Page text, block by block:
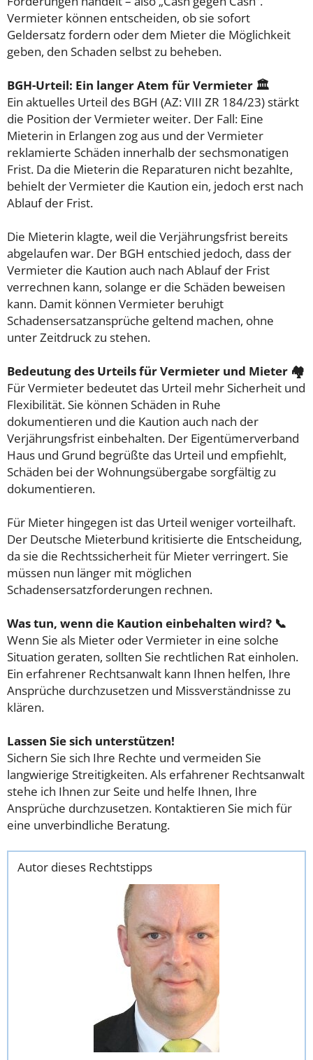
Vermieter können entscheiden, ob sie sofort
Geldersatz fordern oder dem Mieter die Möglichkeit
geben, den Schaden selbst zu beheben.
BGH-Urteil: Ein langer Atem für Vermieter 🏛️
Ein aktuelles Urteil des BGH (AZ: VIII ZR 184/23) stärkt
die Position der Vermieter weiter. Der Fall: Eine
Mieterin in Erlangen zog aus und der Vermieter
reklamierte Schäden innerhalb der sechsmonatigen
Frist. Da die Mieterin die Reparaturen nicht bezahlte,
behielt der Vermieter die Kaution ein, jedoch erst nach
Ablauf der Frist.
Die Mieterin klagte, weil die Verjährungsfrist bereits
abgelaufen war. Der BGH entschied jedoch, dass der
Vermieter die Kaution auch nach Ablauf der Frist
verrechnen kann, solange er die Schäden beweisen
kann. Damit können Vermieter beruhigt
Schadensersatzansprüche geltend machen, ohne
unter Zeitdruck zu stehen.
Bedeutung des Urteils für Vermieter und Mieter 🏘️
Für Vermieter bedeutet das Urteil mehr Sicherheit und
Flexibilität. Sie können Schäden in Ruhe
dokumentieren und die Kaution auch nach der
Verjährungsfrist einbehalten. Der Eigentümerverband
Haus und Grund begrüßte das Urteil und empfiehlt,
Schäden bei der Wohnungsübergabe sorgfältig zu
dokumentieren.
Für Mieter hingegen ist das Urteil weniger vorteilhaft.
Der Deutsche Mieterbund kritisierte die Entscheidung,
da sie die Rechtssicherheit für Mieter verringert. Sie
müssen nun länger mit möglichen
Schadensersatzforderungen rechnen.
Was tun, wenn die Kaution einbehalten wird? 📞
Wenn Sie als Mieter oder Vermieter in eine solche
Situation geraten, sollten Sie rechtlichen Rat einholen.
Ein erfahrener Rechtsanwalt kann Ihnen helfen, Ihre
Ansprüche durchzusetzen und Missverständnisse zu
klären.
Lassen Sie sich unterstützen!
Sichern Sie sich Ihre Rechte und vermeiden Sie
langwierige Streitigkeiten. Als erfahrener Rechtsanwalt
stehe ich Ihnen zur Seite und helfe Ihnen, Ihre
Ansprüche durchzusetzen. Kontaktieren Sie mich für
eine unverbindliche Beratung.
Autor dieses Rechtstipps